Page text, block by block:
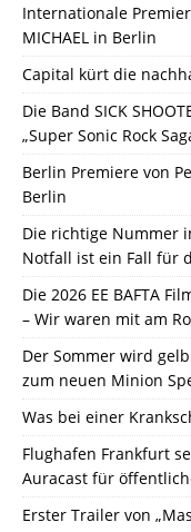
Internationale
MICHAEL in Berlin
Capital kürt die
Die Band SICK
„Super Sonic Rock
Berlin Premiere von
Berlin
Die richtige Nummer
Notfall ist ein Fall für
Die 2026 EE BAFTA
– Wir waren mit am
Der Sommer wird
zum neuen Minion
Was bei einer
Flughafen Frankfurt
Auracast für
Erster Trailer von